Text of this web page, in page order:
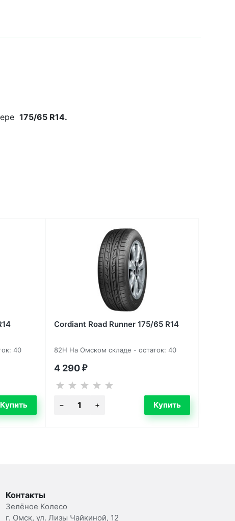
175/65 R14.
40
Cordiant Road Runner 175/65 R14
82H На Омском складе - остаток: 40
4 290 ₽
Контакты
Зелёное Колесо
г. Омск, ул. Лизы Чайкиной, 12